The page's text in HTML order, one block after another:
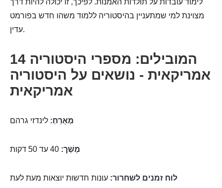
מצוינת למי שמתעניין בהיסטוריה ללמוד משהו חדש בפורמט
עדין.
14 המובילים: מספרי היסטוריה
אמריקאית - נושאים על היסטוריה
אמריקאית
מְאָרֵחַ: לינדזי גרהם
מֶשֶׁך:
לוח זמנים לשחרור: עונות חדשות יוצאות מעת לעת